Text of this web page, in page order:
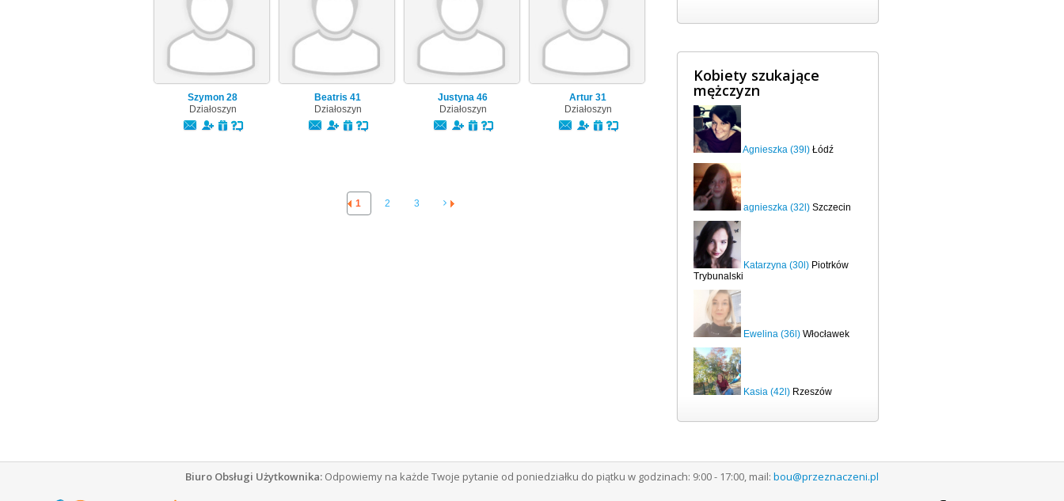
Szymon 28
Działoszyn
Beatris 41
Działoszyn
Justyna 46
Działoszyn
Artur 31
Działoszyn
1 2 3
Kobiety szukające
mężczyzn
Agnieszka (39l) Łódź
agnieszka (32l) Szczecin
Katarzyna (30l) Piotrków
Trybunalski
Ewelina (36l) Włocławek
Kasia (42l) Rzeszów
Biuro Obsługi Użytkownika: Odpowiemy na każde Twoje pytanie od poniedziałku do piątku w godzinach: 9:00 - 17:00, mail: bou@przeznaczeni.pl